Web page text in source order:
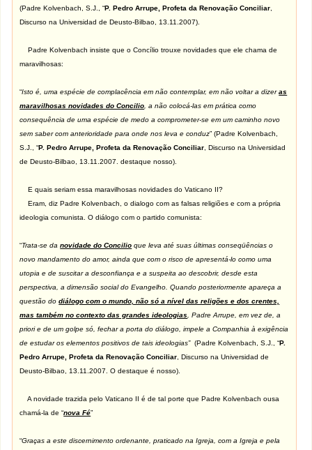
(Padre Kolvenbach, S.J., “P. Pedro Arrupe, Profeta da Renovação Conciliar
Discurso na Universidad de Deusto-Bilbao, 13.11.2007).
Padre Kolvenbach insiste que o Concílio trouxe novidades que ele chama de
maravilhosas:
“Isto é, uma espécie de complacência em não contemplar, em não voltar a dizeras
maravilhosas novidades do Concilio , a não colocá-las em prática como
consequência de uma espécie de medo a comprometer-se em um caminho novo
sem saber com anterioridade para onde nos leva e conduz” (Padre Kolvenbach,
S.J., “P. Pedro Arrupe, Profeta da Renovação Conciliar , Discurso na Universidad
de Deusto-Bilbao, 13.11.2007. destaque nosso).
E quais seriam essa maravilhosas novidades do Vaticano II?
Eram, diz Padre Kolvenbach, o dialogo com as falsas religiões e com a própria
ideologia comunista. O diálogo com o partido comunista:
“Trata-se danovidade do Concilio que leva até suas últimas conseqüências o
novo mandamento do amor, ainda que com o risco de apresentá-lo como uma
utopia e de suscitar a desconfiança e a suspeita ao descobrir, desde esta
perspectiva, a dimensão social do Evangelho. Quando posteriormente apareça a
questão dodiálogo com o mundo, não só a nível das religões e dos crentes,
mas também no contexto das grandes ideologias
, Padre Arrupe, em vez de, a
priori e de um golpe só, fechar a porta do diálogo, impele a Companhia à exigência
de estudar os elementos positivos de tais ideologias”(Padre Kolvenbach, S.J., “P.
Pedro Arrupe, Profeta da Renovação Conciliar , Discurso na Universidad de
Deusto-Bilbao, 13.11.2007. O destaque é nosso).
A novidade trazida pelo Vaticano II é de tal porte que Padre Kolvenbach ousa
chamá-la de “nova Fé”
“Graças a este discernimento ordenante, praticado na Igreja, com a Igreja e pela